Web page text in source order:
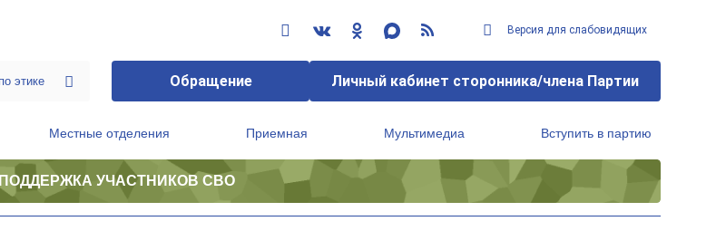
Версия для слабовидящих
Обращение Личный кабинет сторонника/члена Партии
Местные отделения Приемная Мультимедиа Вступить в партию
ПОДДЕРЖКА УЧАСТНИКОВ СВО